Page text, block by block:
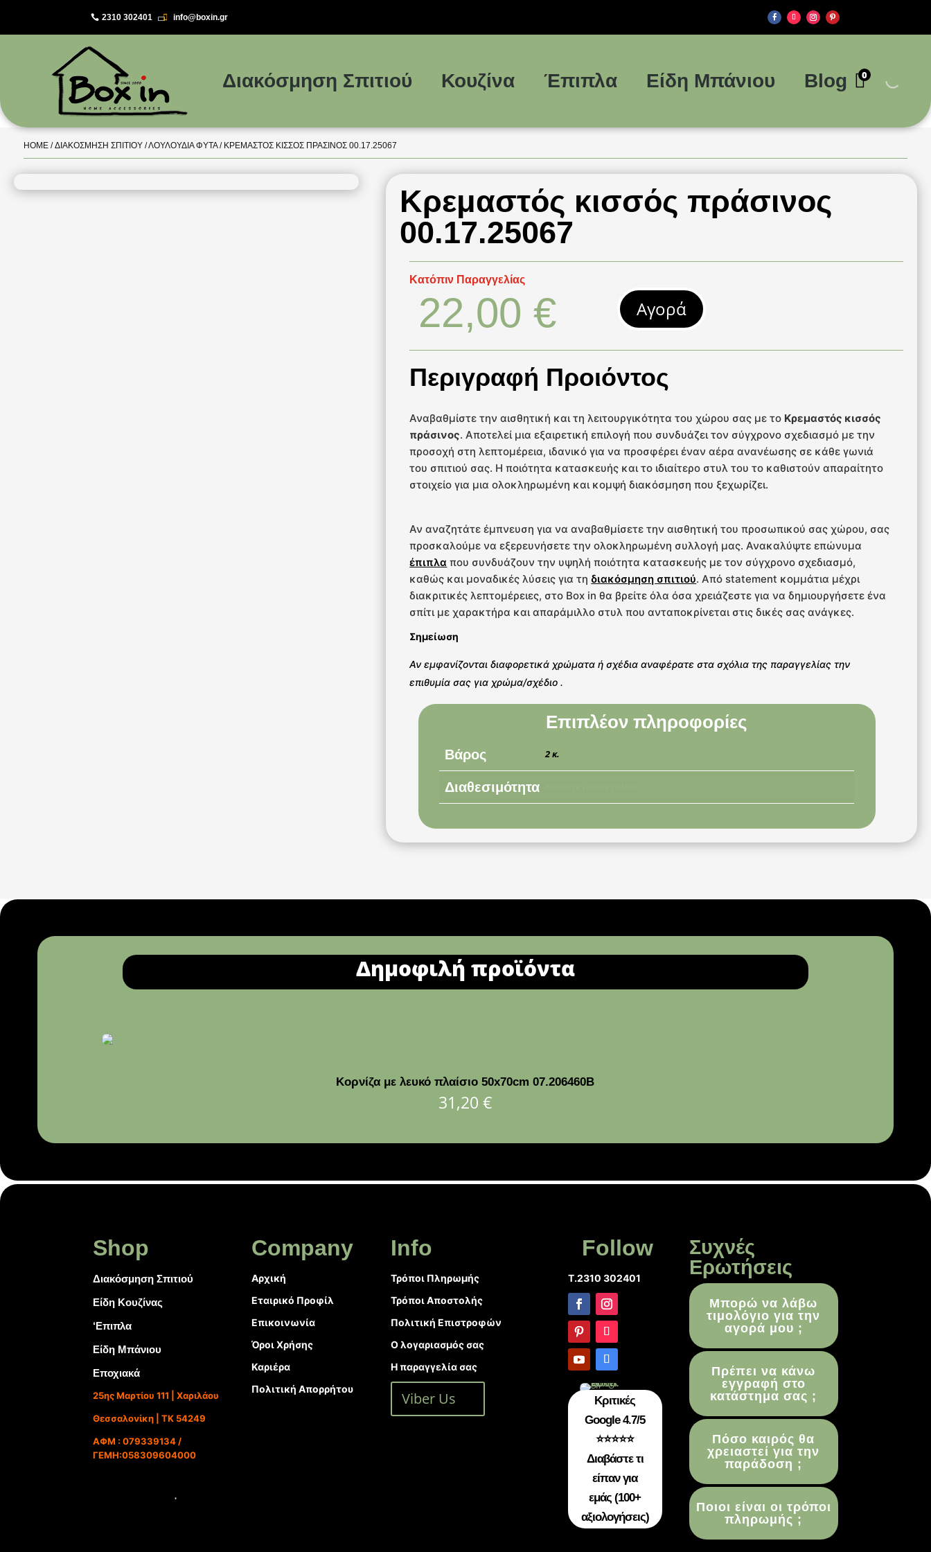
2310 302401  info@boxin.gr
Διακόσμηση Σπιτιού Κουζίνα Έπιπλα Είδη Μπάνιου Blog 0
HOME/ΔΙΑΚΌΣΜΗΣΗ ΣΠΙΤΙΟΎ/ΛΟΥΛΟΎΔΙΑ ΦΥΤΆ/ ΚΡΕΜΑΣΤΌΣ ΚΙΣΣΌΣ ΠΡΆΣΙΝΟΣ 00.17.25067
Κρεμαστός κισσός πράσινος
00.17.25067
Κατόπιν Παραγγελίας
22,00€ Αγορά
Περιγραφή Προιόντος
Αναβαθμίστε την αισθητική και τη λειτουργικότητα του χώρου σας με το Κρεμαστός κισσός
πράσινος. Αποτελεί μια εξαιρετική επιλογή που συνδυάζει τον σύγχρονο σχεδιασμό με την
προσοχή στη λεπτομέρεια, ιδανικό για να προσφέρει έναν αέρα ανανέωσης σε κάθε γωνιά
του σπιτιού σας. Η ποιότητα κατασκευής και το ιδιαίτερο στυλ του το καθιστούν απαραίτητο
στοιχείο για μια ολοκληρωμένη και κομψή διακόσμηση που ξεχωρίζει.
Αν αναζητάτε έμπνευση για να αναβαθμίσετε την αισθητική του προσωπικού σας χώρου, σας
προσκαλούμε να εξερευνήσετε την ολοκληρωμένη συλλογή μας. Ανακαλύψτε επώνυμα
έπιπλα που συνδυάζουν την υψηλή ποιότητα κατασκευής με τον σύγχρονο σχεδιασμό,
καθώς και μοναδικές λύσεις για τηδιακόσμηση σπιτιού. Από statement κομμάτια μέχρι
διακριτικές λεπτομέρειες, στο Box in θα βρείτε όλα όσα χρειάζεστε για να δημιουργήσετε ένα
σπίτι με χαρακτήρα και απαράμιλλο στυλ που ανταποκρίνεται στις δικές σας ανάγκες.
Σημείωση
Αν εμφανίζονται διαφορετικά χρώματα ή σχέδια αναφέρατε στα σχόλια της παραγγελίας την
επιθυμία σας για χρώμα/σχέδιο .
Επιπλέον πληροφορίες
Βάρος 2 κ.
Διαθεσιμότητα
Δημοφιλή προϊόντα
Κορνίζα με λευκό πλαίσιο 50x70cm 07.206460B
31,20 €
Shop
Διακόσμηση Σπιτιού
Είδη Κουζίνας
‘Επιπλα
Είδη Μπάνιου
Εποχιακά
25ης Μαρτίου 111 | Χαριλάου
Θεσσαλονίκη | ΤΚ 54249
ΑΦΜ : 079339134 /
ΓΕΜΗ:058309604000
Company
Αρχική
Εταιρικό Προφίλ
Επικοινωνία
Όροι Χρήσης
Καριέρα
Πολιτική Απορρήτου
Info
Τρόποι Πληρωμής
Τρόποι Αποστολής
Πολιτική Επιστροφών
Ο λογαριασμός σας
Η παραγγελία σας
Viber Us
Follow
T.2310 302401
Κριτικές
Google 4.7/5
⭐⭐⭐⭐⭐
Διαβάστε τι
είπαν για
εμάς (100+
αξιολογήσεις)
Συχνές
Ερωτήσεις
Μπορώ να λάβω
τιμολόγιο για την
αγορά μου ;
Πρέπει να κάνω
εγγραφή στο
κατάστημα σας ;
Πόσο καιρός θα
χρειαστεί για την
παράδοση ;
Ποιοι είναι οι τρόποι
πληρωμής ;